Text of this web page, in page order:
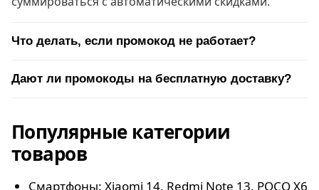
Что делать, если промокод не работает?
Дают ли промокоды на бесплатную доставку?
Популярные категории
товаров
Смартфоны: Xiaomi 14, Redmi Note 13, POCO X6